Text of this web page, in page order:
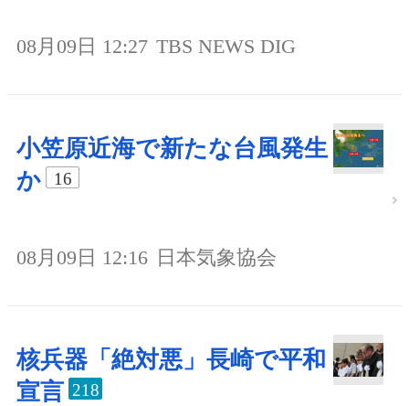
08月09日 12:27 TBS NEWS DIG
小笠原近海で新たな台風発生
か
16
08月09日 12:16 日本気象協会
核兵器「絶対悪」長崎で平和
宣言 218